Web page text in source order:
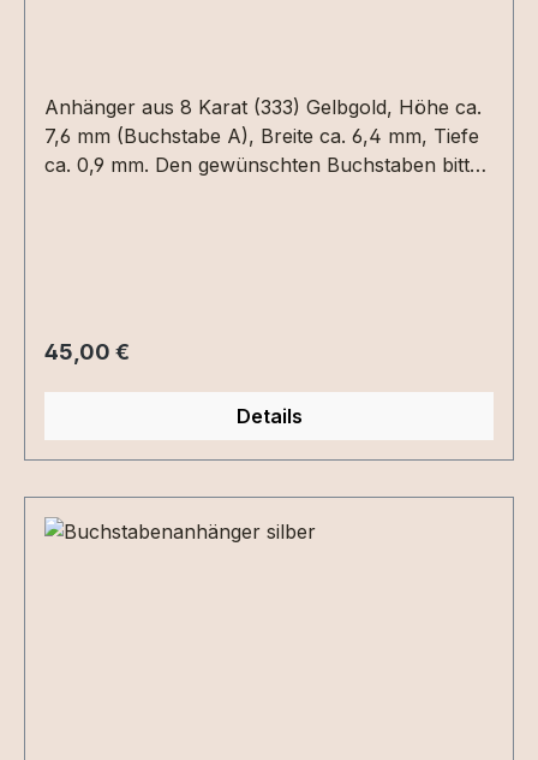
Anhänger aus 8 Karat (333) Gelbgold, Höhe ca.
7,6 mm (Buchstabe A), Breite ca. 6,4 mm, Tiefe
ca. 0,9 mm. Den gewünschten Buchstaben bitte
Regulärer Preis:
45,00 €
Details